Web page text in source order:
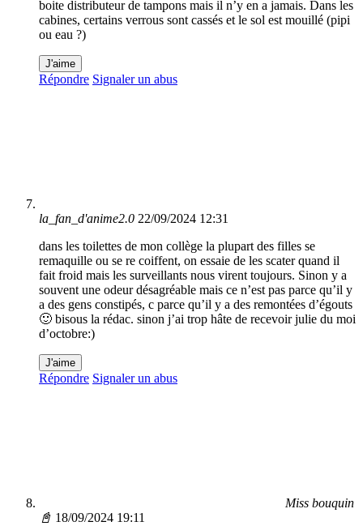
boite distributeur de tampons mais il n’y en a jamais. Dans les
cabines, certains verrous sont cassés et le sol est mouillé (pipi
ou eau ?)
J'aime
Répondre Signaler un abus
la_fan_d'anime2.0 22/09/2024 12:31
dans les toilettes de mon collège la plupart des filles se
remaquille ou se re coiffent, on essaie de les scater quand il
fait froid mais les surveillants nous virent toujours. Sinon y a
souvent une odeur désagréable mais ce n’est pas parce qu’il y
a des gens constipés, c parce qu’il y a des remontées d’égouts
🙂 bisous la rédac. sinon j’ai trop hâte de recevoir julie du moi
d’octobre:)
J'aime
Répondre Signaler un abus
Miss bouquin
📓 18/09/2024 19:11